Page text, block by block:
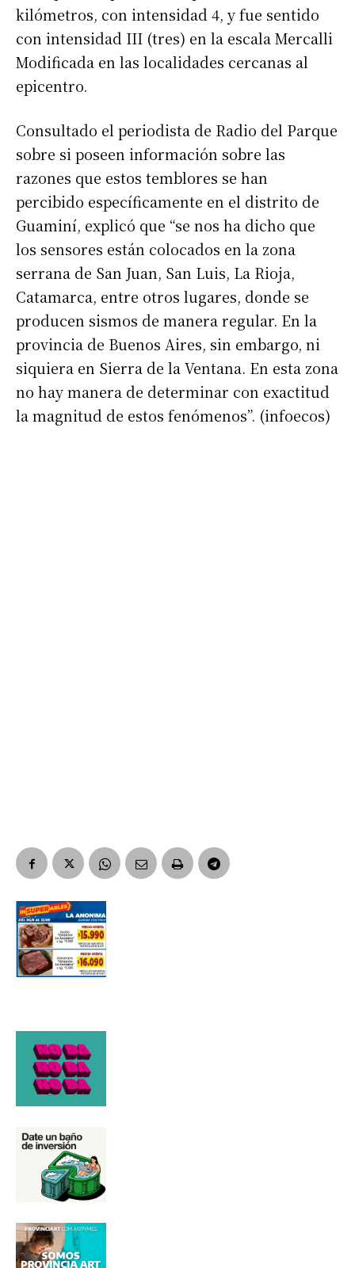
Suscribirme gratis
*
Nombre
Apellidos
Número de teléfono
kilómetros, con intensidad 4, y fue sentido
con intensidad III (tres) en la escala Mercalli
Modificada en las localidades cercanas al
epicentro.
Consultado el periodista de Radio del Parque
sobre si poseen información sobre las
razones que estos temblores se han
percibido específicamente en el distrito de
Guaminí, explicó que “se nos ha dicho que
los sensores están colocados en la zona
serrana de San Juan, San Luis, La Rioja,
Catamarca, entre otros lugares, donde se
producen sismos de manera regular. En la
provincia de Buenos Aires, sin embargo, ni
siquiera en Sierra de la Ventana. En esta zona
no hay manera de determinar con exactitud
la magnitud de estos fenómenos”. (infoecos)